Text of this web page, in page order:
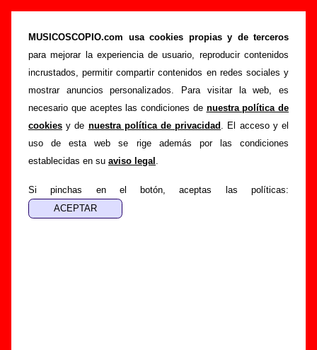
MUSICOSCOPIO.com usa cookies propias y de terceros
para mejorar la experiencia de usuario, reproducir contenidos
incrustados, permitir compartir contenidos en redes sociales y
mostrar anuncios personalizados. Para visitar la web, es
necesario que aceptes las condiciones de nuestra política de
cookies y de nuestra política de privacidad . El acceso y el
uso de esta web se rige además por las condiciones
establecidas en su aviso legal .
Si pinchas en el botón, aceptas las políticas:
“Scalextric B-12”, canción de Sr. Chinarro
(Letra e información)
Portada >Sr. Chinarro >Canciones >Scalextric B-12
Esta página pretende recopilar todo tipo de información
sobre lacanción "Scalextric B-12" interpretada por
Chinarro. Además de su letra, también aparecerá
información sobre el autor o los autores, sobre los discos en
los que está incluido este tema, sobre la grabación del
encuentras errores o tienes información adicional, puedes
ayudar a
completar esta información